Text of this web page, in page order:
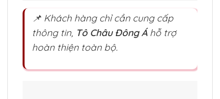
📌 Khách hàng chỉ cần cung cấp
thông tin, Tô Châu Đông Áhỗ trợ
hoàn thiện toàn bộ.